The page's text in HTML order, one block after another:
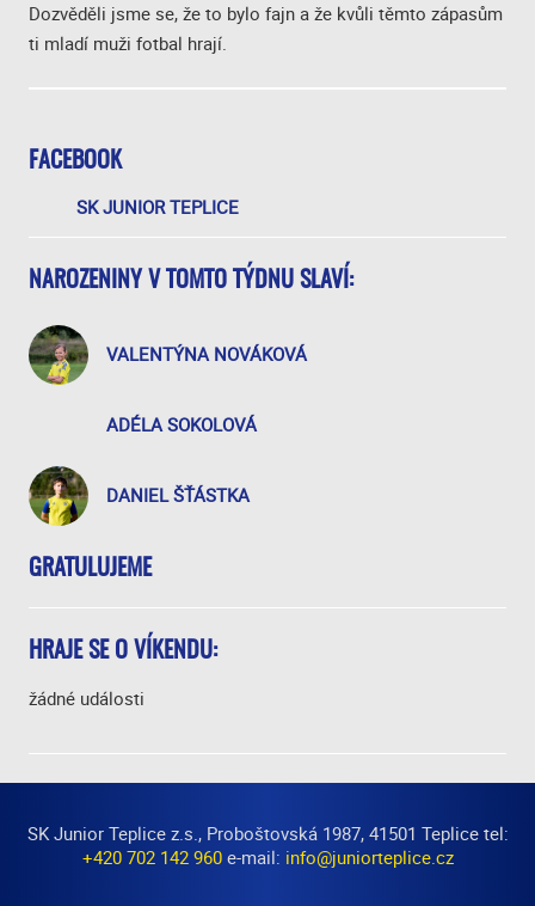
FACEBOOK
SK JUNIOR TEPLICE
NAROZENINY V TOMTO TÝDNU SLAVÍ:
VALENTÝNA NOVÁKOVÁ
ADÉLA SOKOLOVÁ
DANIEL ŠŤÁSTKA
GRATULUJEME
HRAJE SE O VÍKENDU:
žádné události
Dozvěděli jsme se, že to bylo fajn a že kvůli těmto zápasům
ti mladí muži fotbal hrají.
SK Junior Teplice z.s., Proboštovská 1987, 41501 Teplice tel:
+420 702 142 960e-mail: info@juniorteplice.cz